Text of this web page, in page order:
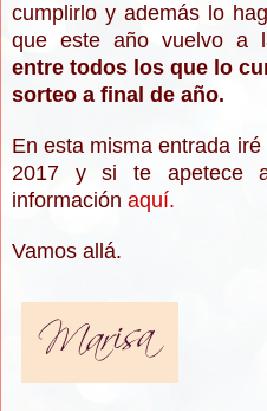
cumplirlo y además lo
que este año vuelvo a
entre todos los que lo
sorteo a final de año.
En esta misma entrada iré
2017 ysi te apetece
información aquí.
Vamos allá.